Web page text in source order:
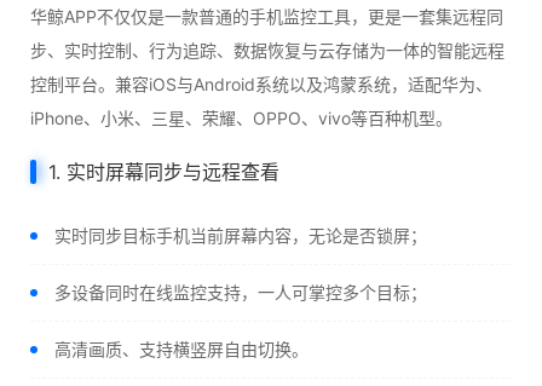
华鲸APP不仅仅是一款普通的手机监控工具，更是一套集远程同
步、实时控制、行为追踪、数据恢复与云存储为一体的智能远程
控制平台。兼容iOS与Android系统以及鸿蒙系统，适配华为、
iPhone、小米、三星、荣耀、OPPO、vivo等百种机型。
1. 实时屏幕同步与远程查看
实时同步目标手机当前屏幕内容，无论是否锁屏；
多设备同时在线监控支持，一人可掌控多个目标；
高清画质、支持横竖屏自由切换。